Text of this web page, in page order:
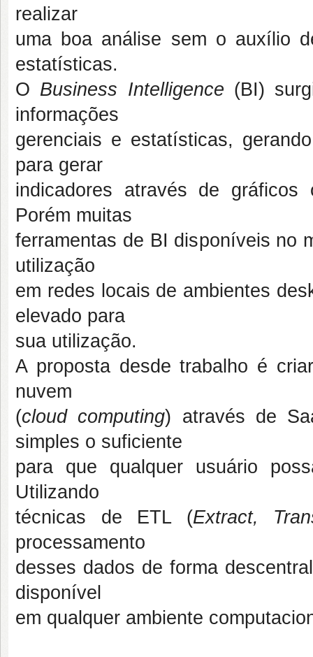
realizar
uma boa análise sem o auxílio
estatísticas.
O Business Intelligence (BI)
informações
gerenciais e estatísticas,
para gerar
indicadores através de
Porém muitas
ferramentas de BI disponíveis no
utilização
em redes locais de ambientes
elevado para
sua utilização.
A proposta desde trabalho é
nuvem
(cloud computing) através de
simples o suficiente
para que qualquer usuário
Utilizando
técnicas de ETL (Extract,
processamento
desses dados de forma
disponível
em qualquer ambiente